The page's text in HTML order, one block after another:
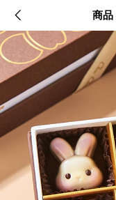
商品
顺丰快递苏州发货
第二天发货